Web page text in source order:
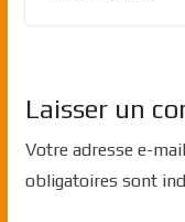
Laisser un
Votre adresse e-
obligatoires sont